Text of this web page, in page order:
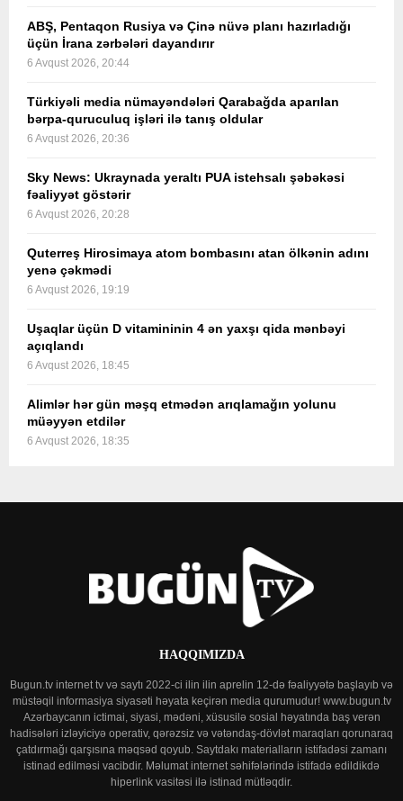
ABŞ, Pentaqon Rusiya və Çinə nüvə planı hazırladığı
üçün İrana zərbələri dayandırır
6 Avqust 2026, 20:44
Türkiyəli media nümayəndələri Qarabağda aparılan
bərpa-quruculuq işləri ilə tanış oldular
6 Avqust 2026, 20:36
Sky News: Ukraynada yeraltı PUA istehsalı şəbəkəsi
fəaliyyət göstərir
6 Avqust 2026, 20:28
Quterreş Hirosimaya atom bombasını atan ölkənin adını
yenə çəkmədi
6 Avqust 2026, 19:19
Uşaqlar üçün D vitamininin 4 ən yaxşı qida mənbəyi
açıqlandı
6 Avqust 2026, 18:45
Alimlər hər gün məşq etmədən arıqlamağın yolunu
müəyyən etdilər
6 Avqust 2026, 18:35
HAQQIMIZDA
Bugun.tv internet tv və saytı 2022-ci ilin ilin aprelin 12-də fəaliyyətə başlayıb və
müstəqil informasiya siyasəti həyata keçirən media qurumudur! www.bugun.tv
Azərbaycanın ictimai, siyasi, mədəni, xüsusilə sosial həyatında baş verən
hadisələri izləyiciyə operativ, qərəzsiz və vətəndaş-dövlət maraqları qorunaraq
çatdırmağı qarşısına məqsəd qoyub. Saytdakı materialların istifadəsi zamanı
istinad edilməsi vacibdir. Məlumat internet səhifələrində istifadə edildikdə
hiperlink vasitəsi ilə istinad mütləqdir.